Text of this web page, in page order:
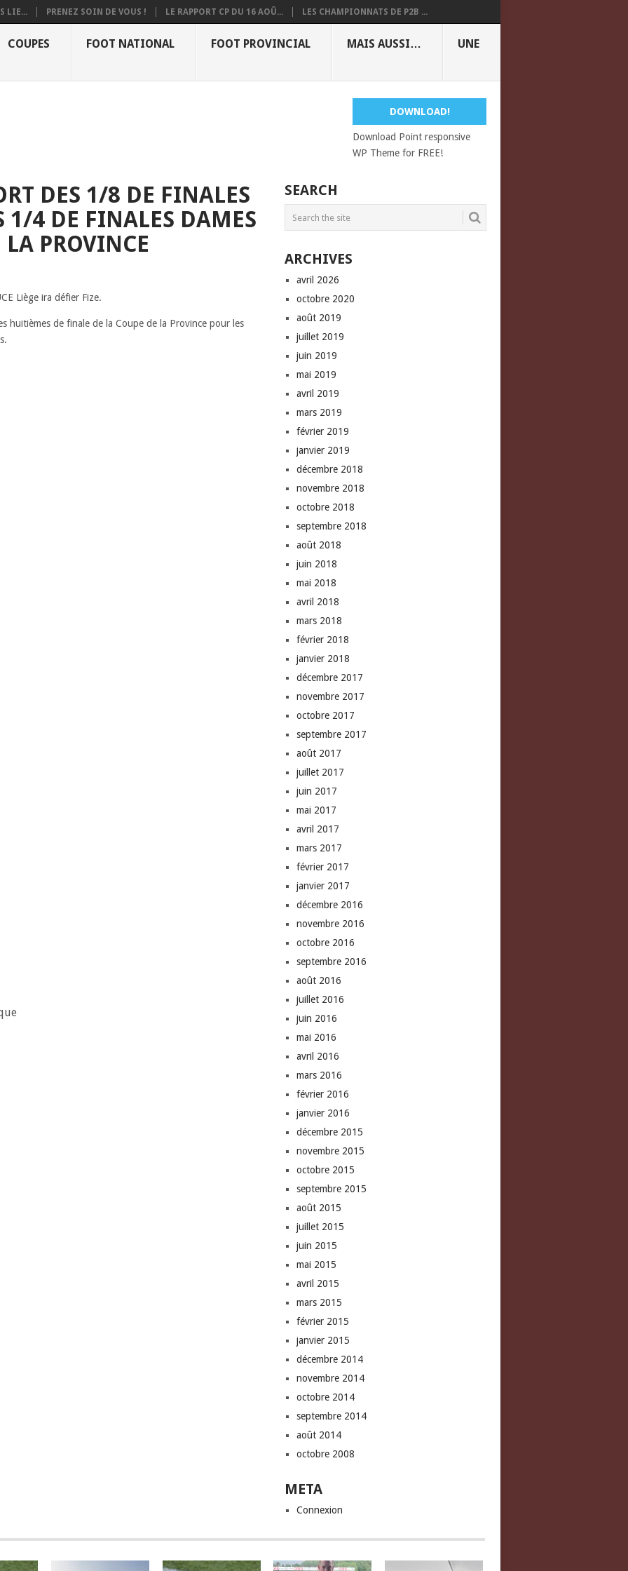
LIE... PRENEZ SOIN DE VOUS ! LE RAPPORT CP DU 16 AOÛ... LES CHAMPIONNATS DE P2B ...
COUPES FOOT NATIONAL FOOT PROVINCIAL MAIS AUSSI… UNE
DOWNLOAD!
Download Point responsive
WP Theme for FREE!
DES 1/8 DE FINALES
1/4 DE FINALES DAMES
LA PROVINCE
Liège ira défier Fize.
huitièmes de finale de la Coupe de la Province pour les
SEARCH
ARCHIVES
avril 2026
octobre 2020
août 2019
juillet 2019
juin 2019
mai 2019
avril 2019
mars 2019
février 2019
janvier 2019
décembre 2018
novembre 2018
octobre 2018
septembre 2018
août 2018
juin 2018
mai 2018
avril 2018
mars 2018
février 2018
janvier 2018
décembre 2017
novembre 2017
octobre 2017
septembre 2017
août 2017
juillet 2017
juin 2017
mai 2017
avril 2017
mars 2017
février 2017
janvier 2017
décembre 2016
novembre 2016
octobre 2016
septembre 2016
août 2016
juillet 2016
juin 2016
mai 2016
avril 2016
mars 2016
février 2016
janvier 2016
décembre 2015
novembre 2015
octobre 2015
septembre 2015
août 2015
juillet 2015
juin 2015
mai 2015
avril 2015
mars 2015
février 2015
janvier 2015
décembre 2014
novembre 2014
octobre 2014
septembre 2014
août 2014
octobre 2008
META
Connexion